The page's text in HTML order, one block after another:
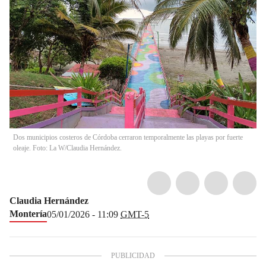
Dos municipios costeros de Córdoba cerraron temporalmente las playas por fuerte
oleaje. Foto: La W/Claudia Hernández.
Claudia Hernández
Montería05/01/2026 - 11:09 GMT-5